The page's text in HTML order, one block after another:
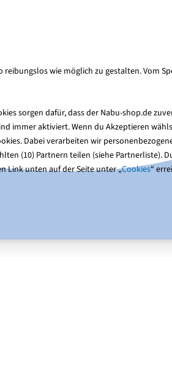
wie möglich zu gestalten. Vom
sorgen dafür, dass der Nabu-shop.de
immer aktiviert. Wenn du Akzeptieren
Dabei verarbeiten wir
(10) Partnern teilen (siehe Partnerliste).
Link unten auf der Seite unter „Cookies“